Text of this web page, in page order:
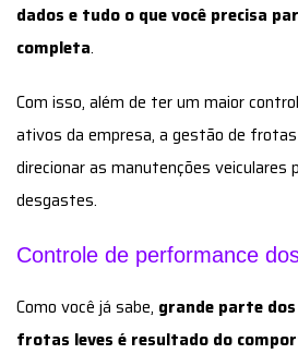
dados e tudo o que você precisa
completa.
Com isso, além de ter um maior
ativos da empresa, a gestão de
direcionar as manutenções veiculares
desgastes.
Controle de performance
Como você já sabe, grande parte
frotas leves é resultado do